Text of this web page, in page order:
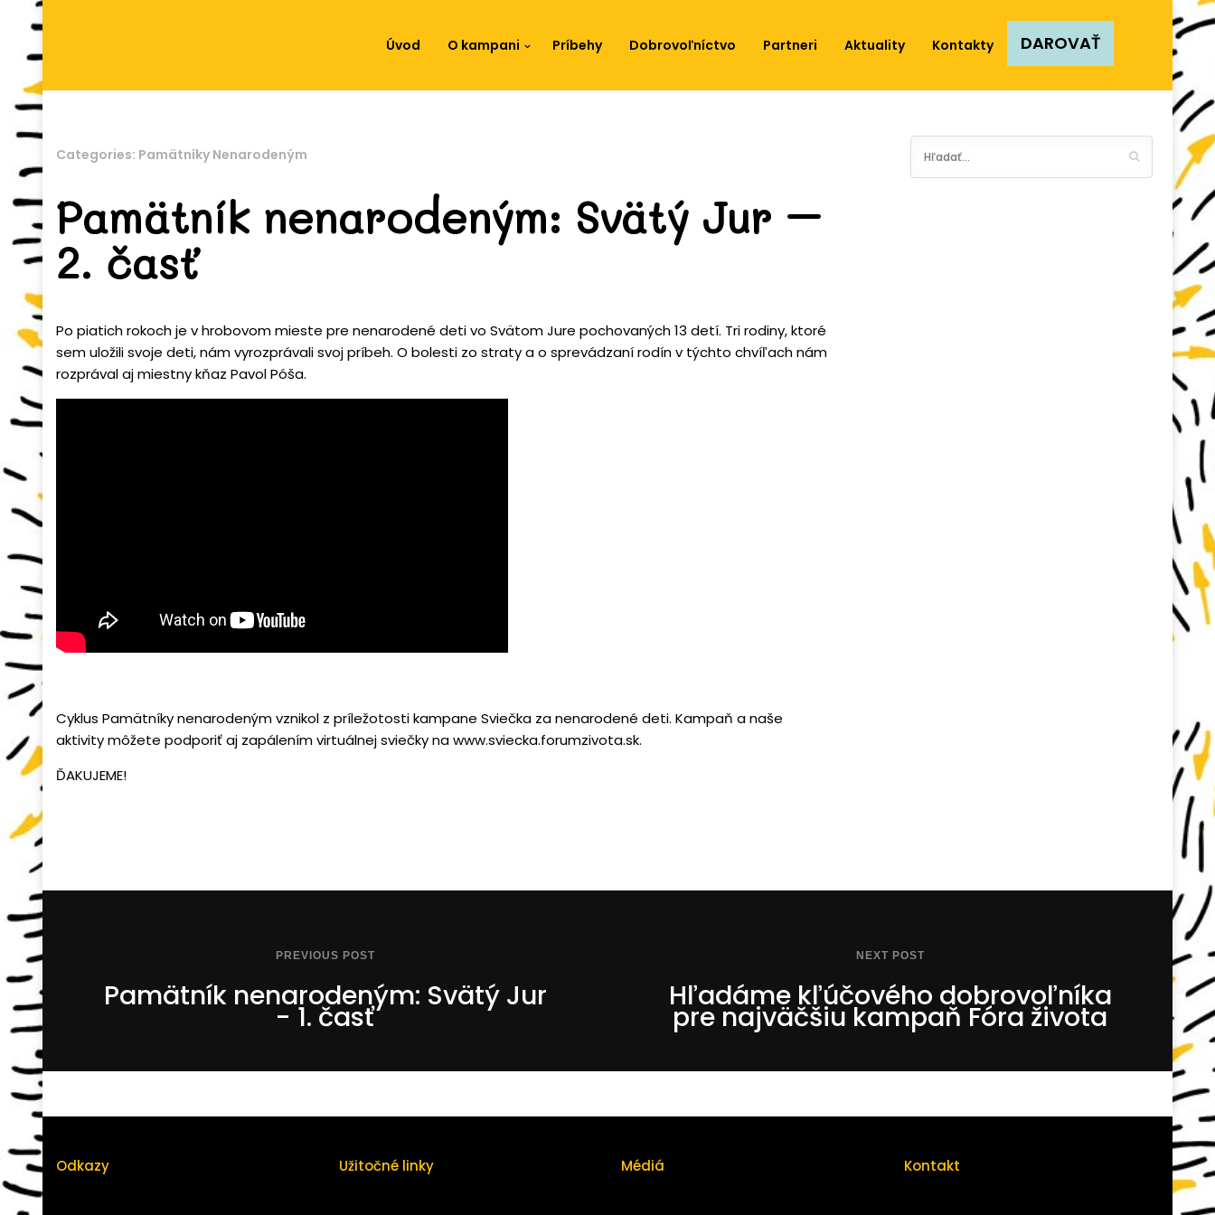
Úvod O kampani Príbehy Dobrovoľníctvo Partneri Aktuality Kontakty DAROVAŤ
Categories: Pamätníky Nenarodeným
Pamätník nenarodeným: Svätý Jur –
2. časť
Po piatich rokoch je v hrobovom mieste pre nenarodené deti vo Svätom Jure pochovaných 13 detí. Tri rodiny, ktoré
sem uložili svoje deti, nám vyrozprávali svoj príbeh. O bolesti zo straty a o sprevádzaní rodín v týchto chvíľach nám
rozprával aj miestny kňaz Pavol Póša.
Cyklus Pamätníky nenarodeným vznikol z príležotosti kampane Sviečka za nenarodené deti. Kampaň a naše
aktivity môžete podporiť aj zapálením virtuálnej sviečky na www.sviecka.forumzivota.sk.
ĎAKUJEME!
PREVIOUS POST
Pamätník nenarodeným: Svätý Jur
- 1. časť
NEXT POST
Hľadáme kľúčového dobrovoľníka
pre najväčšiu kampaň Fóra života
Odkazy Užitočné linky Médiá Kontakt